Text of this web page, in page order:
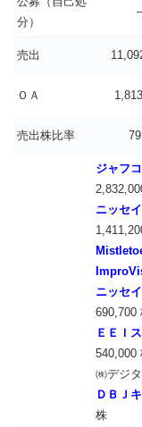
分）
売出
ＯＡ
売出株比率
ジャフ
ニッセ
ニッセ
690,700
ＥＥＩ
540,000
㈱デジ
ＤＢＪ
株